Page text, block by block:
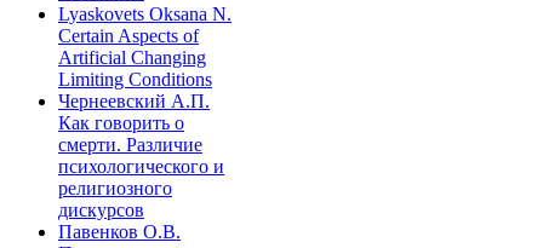
Lyaskovets Oksana N.
Certain Aspects of
Artificial Changing
Limiting Conditions
Чернеевский А.П.
Как говорить о
смерти. Различие
психологического и
религиозного
дискурсов
Павенков О.В.